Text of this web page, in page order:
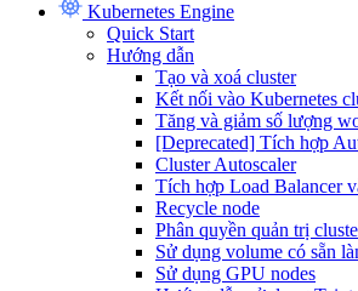
Kubernetes Engine
Quick Start
Hướng dẫn
Tạo và xoá cluster
Kết nối vào Kubernetes
Tăng và giảm số lượng
[Deprecated] Tích hợp
Cluster Autoscaler
Tích hợp Load Balancer
Recycle node
Phân quyền quản trị
Sử dụng volume có sẵn
Sử dụng GPU nodes